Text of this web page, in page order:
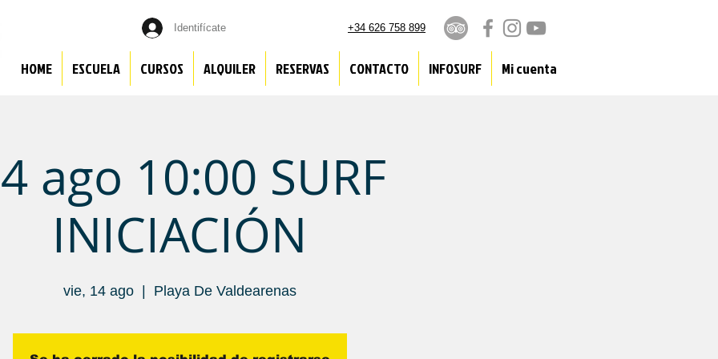
Identifícate +34 626 758 899
HOME ESCUELA CURSOS ALQUILER RESERVAS CONTACTO INFOSURF Mi cuenta
ago 10:00 SURF
INICIACIÓN
vie, 14 ago
  |
Playa De Valdearenas